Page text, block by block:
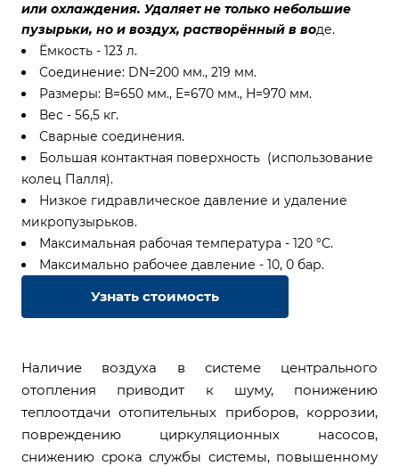
или охлаждения. Удаляет не только небольшие
пузырьки, но и воздух, растворённый в воде.
Ёмкость - 123 л.
Соединение: DN=200 мм., 219 мм.
Размеры: В=650 мм., Е=670 мм., Н=970 мм.
Вес - 56,5 кг.
Сварные соединения.
Большая контактная поверхность (использование
колец Палля).
Низкое гидравлическое давление и удаление
микропузырьков.
Максимальная рабочая температура - 120 °С.
Максимально рабочее давление - 10, 0 бар.
Узнать стоимость
Наличие воздуха в системе центрального
отопления приводит к шуму, понижению
теплоотдачи отопительных приборов, коррозии,
повреждению циркуляционных насосов,
снижению срока службы системы, повышенному